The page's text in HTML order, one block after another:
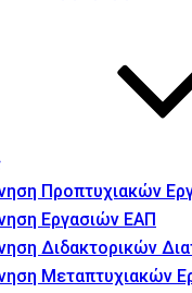
Προπτυχιακών
Εργασιών ΕΑΠ
Διδακτορικών
Μεταπτυχιακών